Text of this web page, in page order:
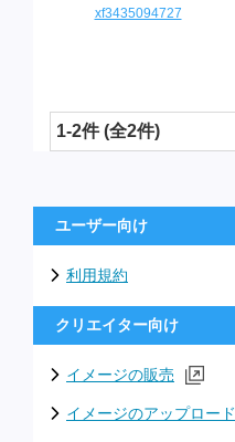
xf3435094727
1-2件 (全2件)
ユーザー向け
利用規約
クリエイター向け
イメージの販売
イメージのアップロード